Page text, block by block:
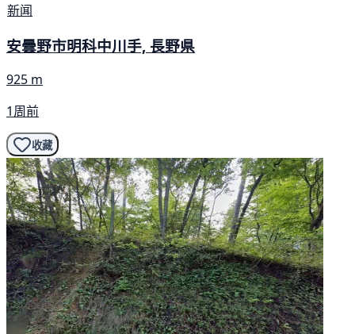
新闻
安曇野市明科中川手, 長野県
925 m
1周前
收藏